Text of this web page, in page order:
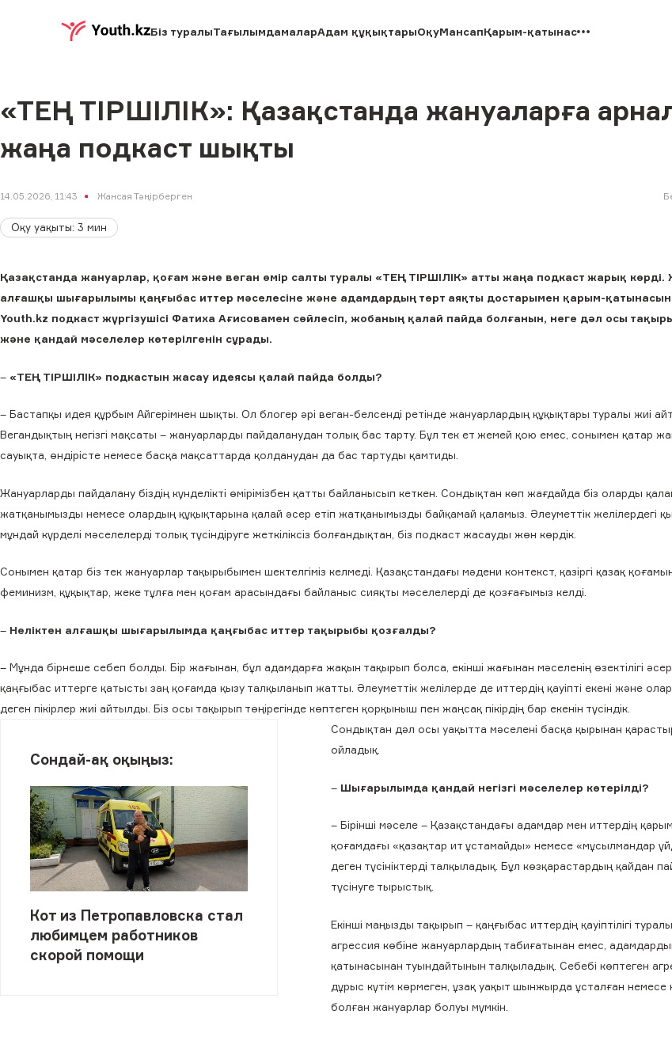
Біз туралыТағылымдамаларАдам құқықтарыОқуМансапҚарым-қатынас
«ТЕҢ ТІРШІЛІК»: Қазақстанда жануаларға
жаңа подкаст шықты
14.05.2026, 11:43 Жансая Тәңірберген
Оқу уақыты: 3 мин
Қазақстанда жануарлар, қоғам және веган өмір салты туралы «ТЕҢ ТІРШІЛІК» атты жаңа подкаст жарық
алғашқы шығарылымы қаңғыбас иттер мәселесіне және адамдардың төрт аяқты достарымен қарым-
Youth.kz подкаст жүргізушісі Фатиха Ағисовамен сөйлесіп, жобаның қалай пайда болғанын, неге дәл осы
және қандай мәселелер көтерілгенін сұрады.
– «ТЕҢ ТІРШІЛІК» подкастын жасау идеясы қалай пайда болды?
– Бастапқы идея құрбым Айгерімнен шықты. Ол блогер әрі веган-белсенді ретінде жануарлардың құқықтары туралы жиі
Вегандықтың негізгі мақсаты – жануарларды пайдаланудан толық бас тарту. Бұл тек ет жемей қою емес, сонымен қатар
сауықта, өндірісте немесе басқа мақсаттарда қолданудан да бас тартуды қамтиды.
Жануарларды пайдалану біздің күнделікті өмірімізбен қатты байланысып кеткен. Сондықтан көп жағдайда біз оларды
жатқанымызды немесе олардың құқықтарына қалай әсер етіп жатқанымызды байқамай қаламыз. Әлеуметтік желілердегі
мұндай күрделі мәселелерді толық түсіндіруге жеткіліксіз болғандықтан, біз подкаст жасауды жөн көрдік.
Сонымен қатар біз тек жануарлар тақырыбымен шектелгіміз келмеді. Қазақстандағы мәдени контекст, қазіргі қазақ
феминизм, құқықтар, жеке тұлға мен қоғам арасындағы байланыс сияқты мәселелерді де қозғағымыз келді.
– Неліктен алғашқы шығарылымда қаңғыбас иттер тақырыбы қозғалды?
– Мұнда бірнеше себеп болды. Бір жағынан, бұл адамдарға жақын тақырып болса, екінші жағынан мәселенің өзектілігі
қаңғыбас иттерге қатысты заң қоғамда қызу талқыланып жатты. Әлеуметтік желілерде де иттердің қауіпті екені және
деген пікірлер жиі айтылды. Біз осы тақырып төңірегінде көптеген қорқыныш пен жаңсақ пікірдің бар екенін түсіндік.
Сондай-ақ оқыңыз:
Кот из Петропавловска стал
любимцем работников
скорой помощи
Сондықтан дәл осы уақытта мәселені басқа қырынан
ойладық.
– Шығарылымда қандай негізгі мәселелер көтерілді?
– Бірінші мәселе – Қазақстандағы адамдар мен иттердің
қоғамдағы «қазақтар ит ұстамайды» немесе «мұсылмандар
деген түсініктерді талқыладық. Бұл көзқарастардың қайдан
түсінуге тырыстық.
Екінші маңызды тақырып – қаңғыбас иттердің қауіптілігі туралы
агрессия көбіне жануарлардың табиғатынан емес,
қатынасынан туындайтынын талқыладық. Себебі көптеген
дұрыс күтім көрмеген, ұзақ уақыт шынжырда ұсталған немесе
болған жануарлар болуы мүмкін.